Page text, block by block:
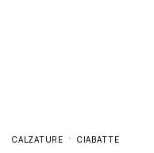
CALZATURE CIABATTE